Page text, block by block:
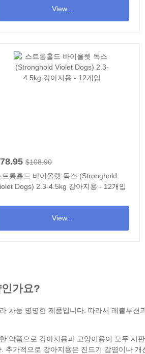
가요?
차등 명명한 제품입니다. 따라서 레볼루션
약품으로 강아지용과 고양이용이 모두 시
추가적으로 강아지용은 진드기 감염이나 개
View...
$108.90
트롱홀드 바이올렛 독스 (Stronghold
Dogs) 2.3-4.5kg 강아지용 - 12개입
View...